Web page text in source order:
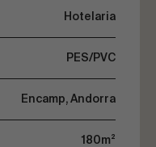
Hotelaria
PES/PVC
Encamp, Andorra
180m²